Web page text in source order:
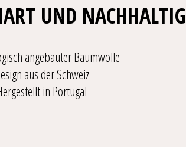
UND NACHHALTIG
angebauter Baumwolle
aus der Schweiz
in Portugal